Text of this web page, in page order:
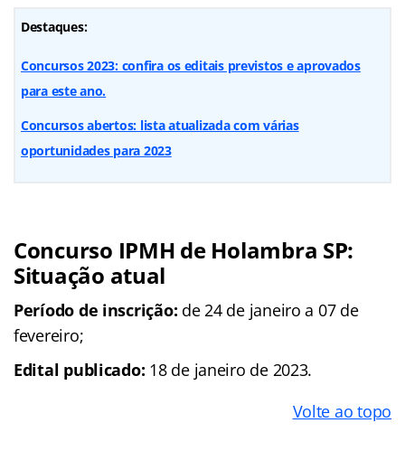
Destaques:
Concursos 2023: confira os editais previstos e aprovados
para este ano.
Concursos abertos: lista atualizada com várias
oportunidades para 2023
Concurso IPMH de Holambra SP:
Situação atual
Período de inscrição: de 24 de janeiro a 07 de
fevereiro;
Edital publicado: 18 de janeiro de 2023.
Volte ao topo